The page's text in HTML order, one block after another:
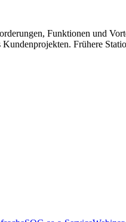
Funktionen und
Frühere